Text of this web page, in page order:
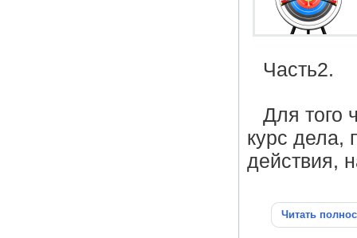
Часть2.
Для того
курс дела,
действия,
Читать